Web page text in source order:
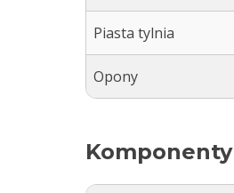
Piasta tylnia
Opony